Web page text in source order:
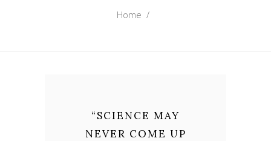
Home /
“SCIENCE MAY
NEVER COME UP